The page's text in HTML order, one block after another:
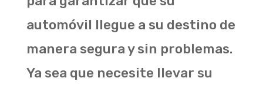
automóvil llegue a su destino de
manera segura y sin problemas.
Ya sea que necesite llevar su